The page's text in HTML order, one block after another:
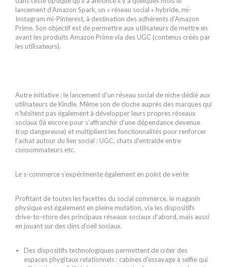
lancement d’Amazon Spark, un « réseau social » hybride, mi-
Instagram mi-Pinterest, à destination des adhérents d’Amazon
Prime. Son objectif est de permettre aux utilisateurs de mettre en
avant les produits Amazon Prime via des UGC (contenus créés par
les utilisateurs).
Autre initiative : le lancement d’un réseau social de niche dédié aux
utilisateurs de Kindle. Même son de cloche auprès des marques qui
n’hésitent pas également à développer leurs propres réseaux
sociaux (là encore pour s’affranchir d’une dépendance devenue
trop dangereuse) et multiplient les fonctionnalités pour renforcer
l’achat autour du lien social : UGC, chats d’entraide entre
consommateurs etc.
Le s-commerce s’expérimente également en point de vente
Profitant de toutes les facettes du social commerce, le magasin
physique est également en pleine mutation, via les dispositifs
drive-to-store des principaux réseaux sociaux d’abord, mais aussi
en jouant sur des clins d’oeil sociaux.
Des dispositifs technologiques permettent de créer des
espaces phygitaux relationnels : cabines d’essayage à selfie qui